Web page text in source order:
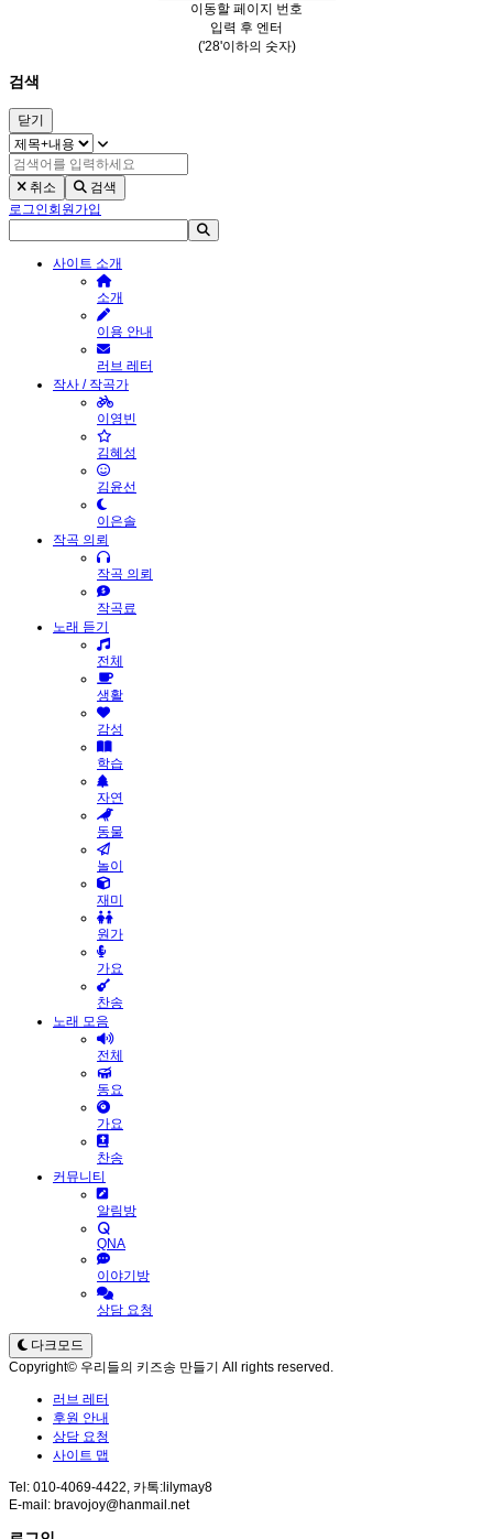
이동할 페이지 번호
입력 후 엔터
('28'이하의 숫자)
검색
닫기
취소
검색
로그인회원가입
사이트 소개
소개
이용 안내
러브 레터
작사 / 작곡가
이영빈
김혜성
김윤선
이은솔
작곡 의뢰
작곡 의뢰
작곡료
노래 듣기
전체
생활
감성
학습
자연
동물
놀이
재미
원가
가요
찬송
노래 모음
전체
동요
가요
찬송
커뮤니티
알림방
QNA
이야기방
상담 요청
다크모드
Copyright© 우리들의 키즈송 만들기 All rights reserved.
러브 레터
후원 안내
상담 요청
사이트 맵
Tel: 010-4069-4422, 카톡:lilymay8
E-mail: bravojoy@hanmail.net